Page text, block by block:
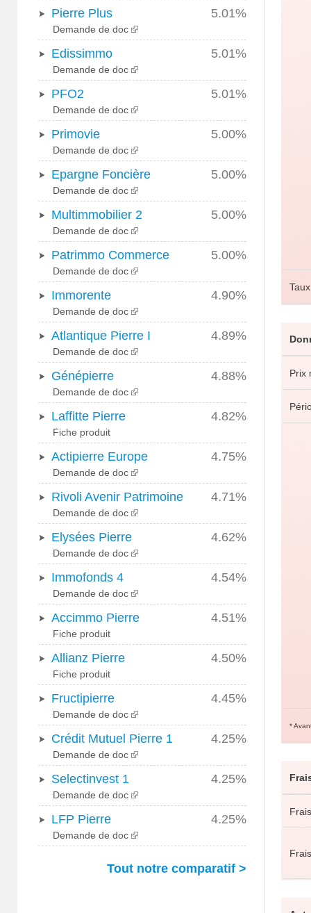
Prix
*
Pierre Plus 5.01%
Demande de doc
Edissimmo 5.01%
Demande de doc
PFO2 5.01%
Demande de doc
Primovie 5.00%
Demande de doc
Epargne Foncière 5.00%
Demande de doc
Multimmobilier 2 5.00%
Demande de doc
Patrimmo Commerce 5.00%
Demande de doc
Immorente 4.90%
Demande de doc
Atlantique Pierre I 4.89%
Demande de doc
Génépierre 4.88%
Demande de doc
Laffitte Pierre 4.82%
Fiche produit
Actipierre Europe 4.75%
Demande de doc
Rivoli Avenir Patrimoine 4.71%
Demande de doc
Elysées Pierre 4.62%
Demande de doc
Immofonds 4 4.54%
Demande de doc
Accimmo Pierre 4.51%
Fiche produit
Allianz Pierre 4.50%
Fiche produit
Fructipierre 4.45%
Demande de doc
Crédit Mutuel Pierre 1 4.25%
Demande de doc
Selectinvest 1 4.25%
Demande de doc
LFP Pierre 4.25%
Demande de doc
Tout notre comparatif >